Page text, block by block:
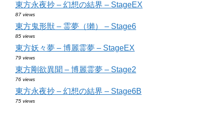
東方永夜抄 – 幻想の結界 – StageEX
87 views
東方鬼形獣 – 霊夢（獺） – Stage6
85 views
東方妖々夢 – 博麗霊夢 – StageEX
79 views
東方剛欲異聞 – 博麗霊夢 – Stage2
76 views
東方永夜抄 – 幻想の結界 – Stage6B
75 views